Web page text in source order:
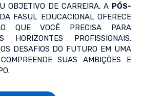
OBJETIVO DE CARREIRA, A PÓS-
DA FASUL EDUCACIONAL OFERECE
QUE VOCÊ PRECISA PARA
HORIZONTES PROFISSIONAIS.
DESAFIOS DO FUTURO EM UMA
SUAS AMBIÇÕES E